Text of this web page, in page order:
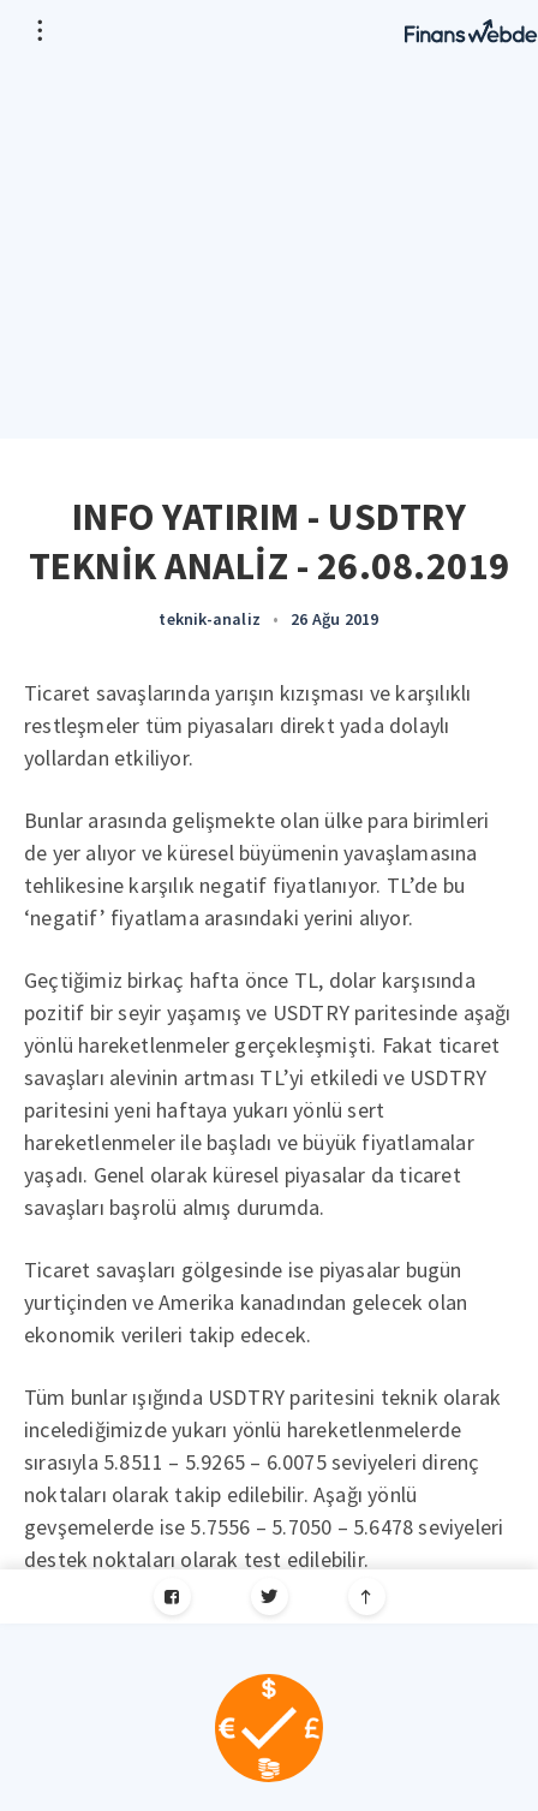
INFO YATIRIM - USDTRY
TEKNİK ANALİZ - 26.08.2019
teknik-analiz • 26 Ağu 2019
Ticaret savaşlarında yarışın kızışması ve karşılıklı
restleşmeler tüm piyasaları direkt yada dolaylı
yollardan etkiliyor.
Bunlar arasında gelişmekte olan ülke para birimleri
de yer alıyor ve küresel büyümenin yavaşlamasına
tehlikesine karşılık negatif fiyatlanıyor. TL’de bu
‘negatif’ fiyatlama arasındaki yerini alıyor.
Geçtiğimiz birkaç hafta önce TL, dolar karşısında
pozitif bir seyir yaşamış ve USDTRY paritesinde aşağı
yönlü hareketlenmeler gerçekleşmişti. Fakat ticaret
savaşları alevinin artması TL’yi etkiledi ve USDTRY
paritesini yeni haftaya yukarı yönlü sert
hareketlenmeler ile başladı ve büyük fiyatlamalar
yaşadı. Genel olarak küresel piyasalar da ticaret
savaşları başrolü almış durumda.
Ticaret savaşları gölgesinde ise piyasalar bugün
yurtiçinden ve Amerika kanadından gelecek olan
ekonomik verileri takip edecek.
Tüm bunlar ışığında USDTRY paritesini teknik olarak
incelediğimizde yukarı yönlü hareketlenmelerde
sırasıyla 5.8511 – 5.9265 – 6.0075 seviyeleri direnç
noktaları olarak takip edilebilir. Aşağı yönlü
gevşemelerde ise 5.7556 – 5.7050 – 5.6478 seviyeleri
destek noktaları olarak test edilebilir.